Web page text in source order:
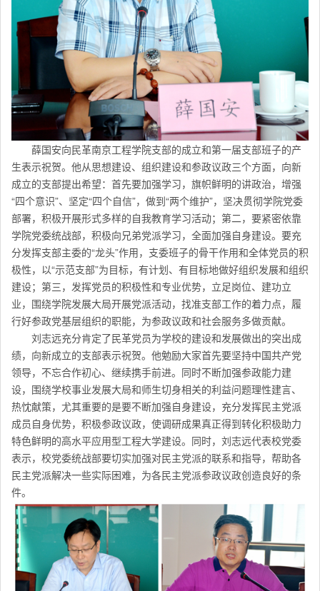
薛国安向民革南京工程学院支部的成立和第一届支部班子的产
生表示祝贺。他从思想建设、组织建设和参政议政三个方面，向新
成立的支部提出希望：首先要加强学习，旗帜鲜明的讲政治，增强
“四个意识”、坚定“四个自信”，做到“两个维护”，坚决贯彻学院党委
部署，积极开展形式多样的自我教育学习活动；第二，要紧密依靠
学院党委统战部，积极向兄弟党派学习，全面加强自身建设。要充
分发挥支部主委的“龙头”作用，支委班子的骨干作用和全体党员的积
极性，以“示范支部”为目标，有计划、有目标地做好组织发展和组织
建设；第三，发挥党员的积极性和专业优势，立足岗位、建功立
业，围绕学院发展大局开展党派活动，找准支部工作的着力点，履
行好参政党基层组织的职能，为参政议政和社会服务多做贡献。
刘志远充分肯定了民革党员为学校的建设和发展做出的突出成
绩，向新成立的支部表示祝贺。他勉励大家首先要坚持中国共产党
领导，不忘合作初心、继续携手前进。同时不断加强参政能力建
设，围绕学校事业发展大局和师生切身相关的利益问题理性建言、
热忱献策，尤其重要的是要不断加强自身建设，充分发挥民主党派
成员自身优势，积极参政议政，使调研成果真正得到转化积极助力
特色鲜明的高水平应用型工程大学建设。同时，刘志远代表校党委
表示，校党委统战部要切实加强对民主党派的联系和指导，帮助各
民主党派解决一些实际困难，为各民主党派参政议政创造良好的条
件。